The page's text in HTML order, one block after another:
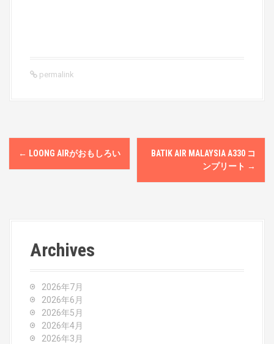
permalink
P
o
← LOONG AIRがおもしろい
BATIK AIR MALAYSIA A330 コ
ンプリート →
Archives
2026年7月
2026年6月
2026年5月
2026年4月
2026年3月